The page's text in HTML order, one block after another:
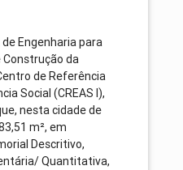
Engenharia para
Construção da
de Referência
Social (CREAS I),
nesta cidade de
m², em
Descritivo,
Quantitativa,